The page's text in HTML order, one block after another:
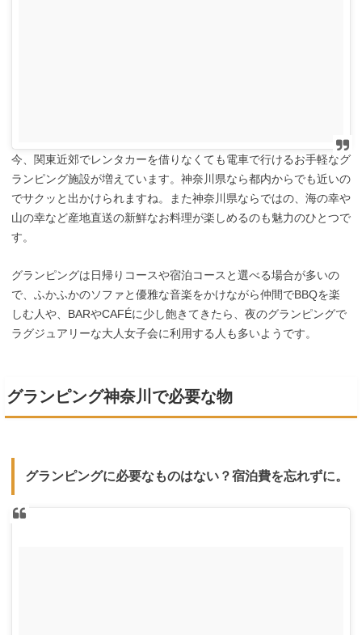
今、関東近郊でレンタカーを借りなくても電車で行けるお手軽なグ
ランピング施設が増えています。神奈川県なら都内からでも近いの
でサクッと出かけられますね。また神奈川県ならではの、海の幸や
山の幸など産地直送の新鮮なお料理が楽しめるのも魅力のひとつで
す。
グランピングは日帰りコースや宿泊コースと選べる場合が多いの
で、ふかふかのソファと優雅な音楽をかけながら仲間でBBQを楽
しむ人や、BARやCAFÉに少し飽きてきたら、夜のグランピングで
ラグジュアリーな大人女子会に利用する人も多いようです。
グランピング神奈川で必要な物
グランピングに必要なものはない？宿泊費を忘れずに。